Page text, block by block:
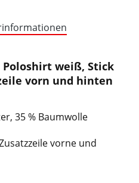
weiß, Stick
vorn und hinten
35 % Baumwolle
vorne und